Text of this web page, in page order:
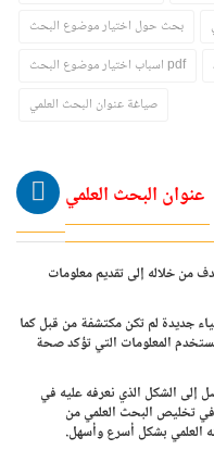
بحث حول اختيار موضوع البحث
اسباب اختيار موضوع البحث pdf
صياغة عنوان البحث العلمي
عنوان البحث العلمي
من خلاله إلى تقديم معلومات
جديدة لم تكن مكتشفة من قبل كما
المعلومات التي تؤكد صحة
إلى الشكل الذي نعرفه عليه في
في تخليص البحث العلمي من
العلمي بشكل أسرع وأسهل.